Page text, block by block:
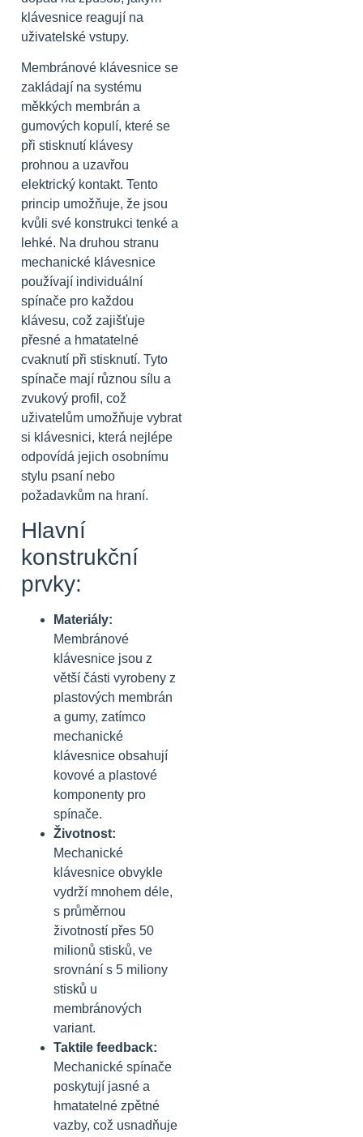
klávesnice reagují na
uživatelské vstupy.
Membránové klávesnice se
zakládají na systému
měkkých membrán a
gumových kopulí, které se
při stisknutí klávesy
prohnou a uzavřou
elektrický kontakt. Tento
princip umožňuje, že jsou
kvůli své konstrukci tenké a
lehké. Na druhou stranu
mechanické klávesnice
používají individuální
spínače pro každou
klávesu, což zajišťuje
přesné a hmatatelné
cvaknutí při stisknutí. Tyto
spínače mají různou sílu a
zvukový profil, což
uživatelům umožňuje vybrat
si klávesnici, která nejlépe
odpovídá jejich osobnímu
stylu psaní nebo
požadavkům na hraní.
Hlavní
konstrukční
prvky:
Materiály:
Membránové
klávesnice jsou z
větší části vyrobeny z
plastových membrán
a gumy, zatímco
mechanické
klávesnice obsahují
kovové a plastové
komponenty pro
spínače.
Životnost:
Mechanické
klávesnice obvykle
vydrží mnohem déle,
s průměrnou
životností přes 50
milionů stisků, ve
srovnání s 5 miliony
stisků u
membránových
variant.
Taktile feedback:
Mechanické spínače
poskytují jasné a
hmatatelné zpětné
vazby, což usnadňuje